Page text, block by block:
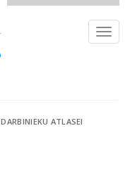
ATLASEI